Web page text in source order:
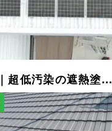
超低汚染の遮熱塗...